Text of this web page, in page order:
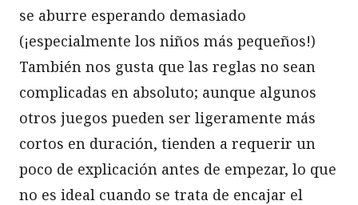
se aburre esperando demasiado
(¡especialmente los niños más pequeños!)
También nos gusta que las reglas no sean
complicadas en absoluto; aunque algunos
otros juegos pueden ser ligeramente más
cortos en duración, tienden a requerir un
poco de explicación antes de empezar, lo que
no es ideal cuando se trata de encajar el